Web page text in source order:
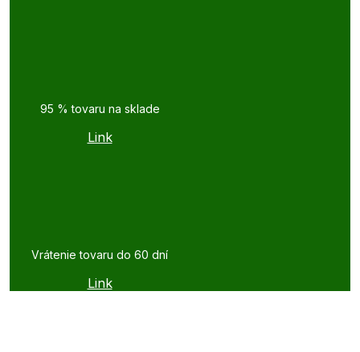
95 % tovaru na sklade
Link
Vrátenie tovaru do 60 dní
Link